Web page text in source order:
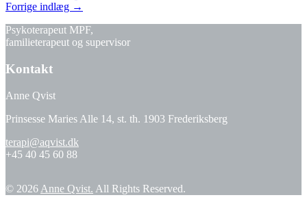
navigation
Forrige indlæg →
Psykoterapeut MPF,
familieterapeut og supervisor
Kontakt
Anne Qvist
Prinsesse Maries Alle 14, st. th. 1903 Frederiksberg
terapi@aqvist.dk
+45 40 45 60 88
© 2026 Anne Qvist. All Rights Reserved.